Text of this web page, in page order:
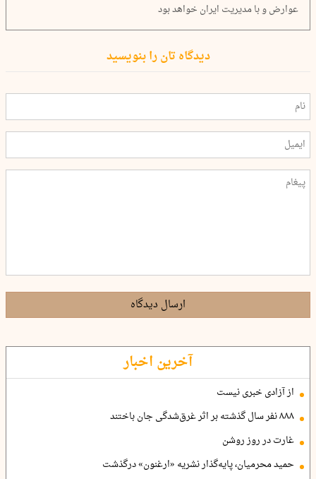
عوارض و با مدیریت ایران خواهد بود
دیدگاه تان را بنویسید
ارسال دیدگاه
آخرین اخبار
از آزادی خبری نیست
۸۸۸ نفر سال گذشته بر اثر غرق‌شدگی جان باختند
غارت در روز روشن
حمید محرمیان، پایه‌گذار نشریه «ارغنون» درگذشت